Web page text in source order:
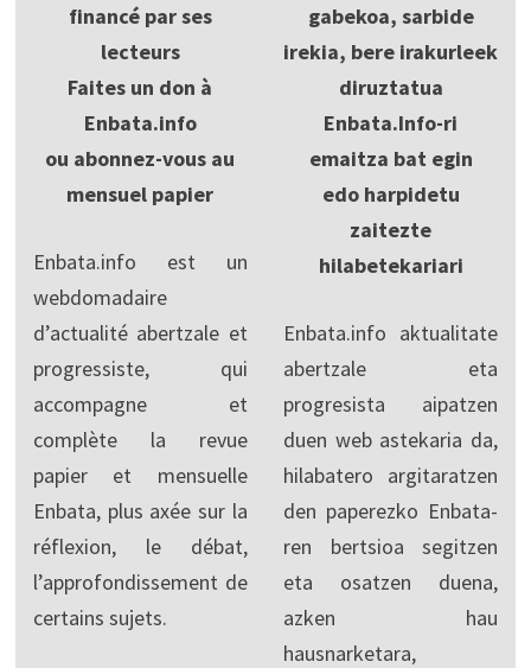
financé par ses
lecteurs
Faites un don à
Enbata.info
ou abonnez-vous au
mensuel papier
Enbata.info est un
webdomadaire
d’actualité abertzale et
progressiste, qui
accompagne et
complète la revue
papier et mensuelle
Enbata, plus axée sur la
réflexion, le débat,
l’approfondissement de
certains sujets.
gabekoa, sarbide
irekia, bere irakurleek
diruztatua
Enbata.Info-ri
emaitza bat egin
edo harpidetu
zaitezte
hilabetekariari
Enbata.info aktualitate
abertzale eta
progresista aipatzen
duen web astekaria da,
hilabatero argitaratzen
den paperezko Enbata-
ren bertsioa segitzen
eta osatzen duena,
azken hau
hausnarketara,